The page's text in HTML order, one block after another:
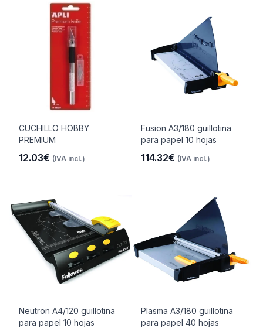
CUCHILLO HOBBY
PREMIUM
12.03€ (IVA incl.)
Fusion A3/180 guillotina
para papel 10 hojas
114.32€ (IVA incl.)
Neutron A4/120 guillotina
para papel 10 hojas
Plasma A3/180 guillotina
para papel 40 hojas